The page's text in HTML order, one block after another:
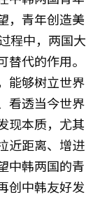
，青年创造美
程中，两国大
代的作用。
能够树立世界
看透当今世界
现本质，尤其
近距离、增进
中韩两国的青
创中韩友好发